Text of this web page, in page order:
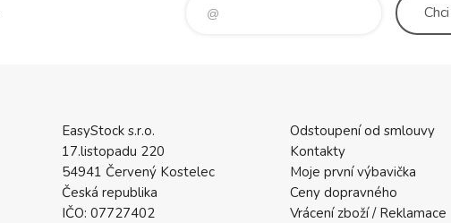
Chci
EasyStock s.r.o.
17.listopadu 220
54941 Červený Kostelec
Česká republika
IČO: 07727402
Odstoupení od smlouvy
Kontakty
Moje první výbavička
Ceny dopravného
Vrácení zboží / Reklamace